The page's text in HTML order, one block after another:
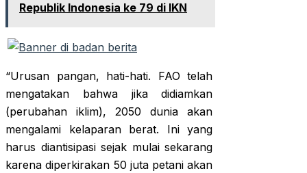
Republik Indonesia ke 79 di IKN
“Urusan pangan, hati-hati. FAO telah
mengatakan bahwa jika didiamkan
(perubahan iklim), 2050 dunia akan
mengalami kelaparan berat. Ini yang
harus diantisipasi sejak mulai sekarang
karena diperkirakan 50 juta petani akan